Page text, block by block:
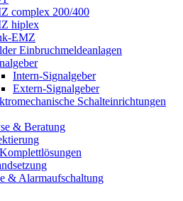
complex 200/400
hiplex
EMZ
Einbruchmeldeanlagen
Intern-Signalgeber
Extern-Signalgeber
Schalteinrichtungen
& Beratung
& Alarmaufschaltung